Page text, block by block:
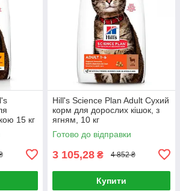
15 кг
Hill's Science Plan Adult Сухий
корм для дорослих кішок, з
ягням, 10 кг
Готово до відправки
3 105,28 ₴ 4 852 ₴
Купити